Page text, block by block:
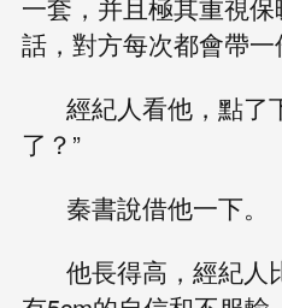
一套，并且極其重視
話，對方每次都會帶一
經紀人看他，點了
了？”
秦書說借他一下。
他長得高，經紀人